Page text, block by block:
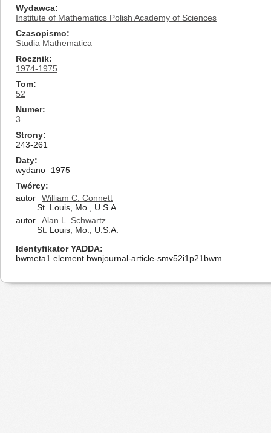
Wydawca
Institute of Mathematics Polish Academy of Sciences
Czasopismo
Studia Mathematica
Rocznik
1974-1975
Tom
52
Numer
3
Strony
243-261
Daty
wydano
1975
Twórcy
autor
William C. Connett
St. Louis, Mo., U.S.A.
autor
Alan L. Schwartz
St. Louis, Mo., U.S.A.
Identyfikator YADDA
bwmeta1.element.bwnjournal-article-smv52i1p21bwm